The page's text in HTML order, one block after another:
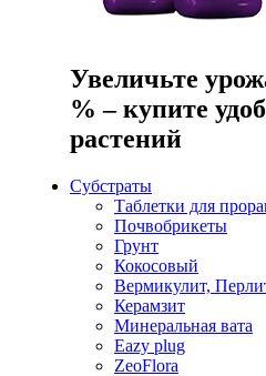
Увеличьте
% – купите
растений
Субстраты
Таблетки для
Почвобрикеты
Грунт
Кокосовый
Вермикулит,
Керамзит
Минеральная вата
Eazy plug
ZeoFlora